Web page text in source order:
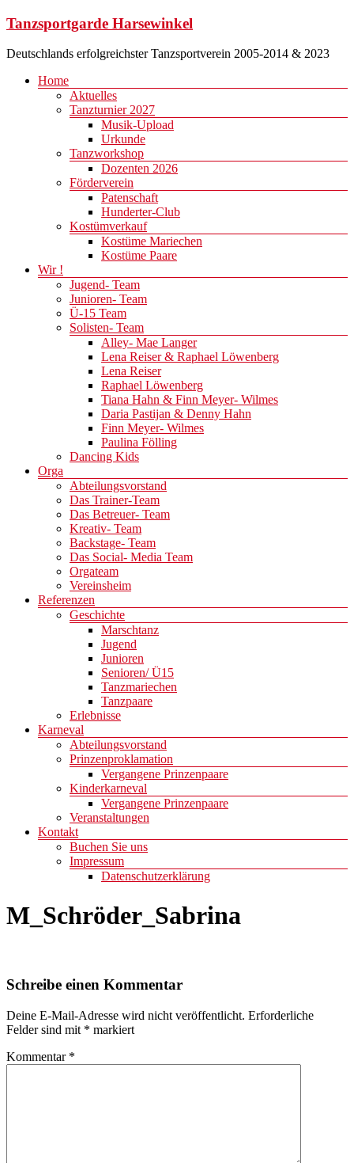
Zum
springen
Tanzsportgarde Harsewinkel
Deutschlands erfolgreichster Tanzsportverein 2005-2014 & 2023
Menü
Home
Aktuelles
Tanzturnier 2027
Musik-Upload
Urkunde
Tanzworkshop
Dozenten 2026
Förderverein
Patenschaft
Hunderter-Club
Kostümverkauf
Kostüme Mariechen
Kostüme Paare
Wir !
Jugend- Team
Junioren- Team
Ü-15 Team
Solisten- Team
Alley- Mae Langer
Lena Reiser & Raphael Löwenberg
Lena Reiser
Raphael Löwenberg
Tiana Hahn & Finn Meyer- Wilmes
Daria Pastijan & Denny Hahn
Finn Meyer- Wilmes
Paulina Fölling
Dancing Kids
Orga
Abteilungsvorstand
Das Trainer-Team
Das Betreuer- Team
Kreativ- Team
Backstage- Team
Das Social- Media Team
Orgateam
Vereinsheim
Referenzen
Geschichte
Marschtanz
Jugend
Junioren
Senioren/ Ü15
Tanzmariechen
Tanzpaare
Erlebnisse
Karneval
Abteilungsvorstand
Prinzenproklamation
Vergangene Prinzenpaare
Kinderkarneval
Vergangene Prinzenpaare
Veranstaltungen
Kontakt
Buchen Sie uns
Impressum
Datenschutzerklärung
M_Schröder_Sabrina
Schreibe einen Kommentar
Deine E-Mail-Adresse wird nicht veröffentlicht. Erforderliche
Felder sind mit * markiert
Kommentar *